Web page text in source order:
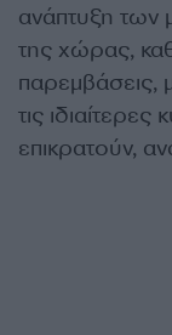
ανάπτυξη των
της χώρας,
παρεμβάσεις,
τις
επικρατούν,